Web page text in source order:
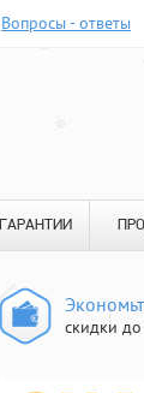
Вопросы - ответы
ГАРАНТИИ
скидки